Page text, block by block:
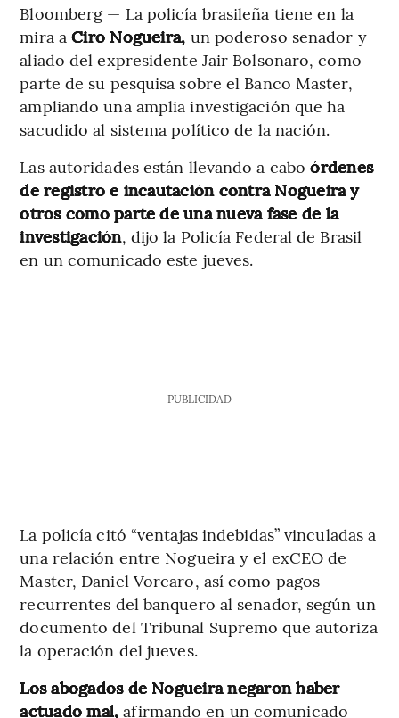
Bloomberg — La policía brasileña tiene en la
mira aCiro Nogueira, un poderoso senador y
aliado del expresidente Jair Bolsonaro, como
parte de su pesquisa sobre el Banco Master,
ampliando una amplia investigación que ha
sacudido al sistema político de la nación.
Las autoridades están llevando a cabo órdenes
de registro e incautación contra Nogueira y
otros como parte de una nueva fase de la
investigación, dijo la Policía Federal de Brasil
en un comunicado este jueves.
PUBLICIDAD
La policía citó “ventajas indebidas” vinculadas a
una relación entre Nogueira y el exCEO de
Master, Daniel Vorcaro, así como pagos
recurrentes del banquero al senador, según un
documento del Tribunal Supremo que autoriza
la operación del jueves.
Los abogados de Nogueira negaron haber
actuado mal, afirmando en un comunicado